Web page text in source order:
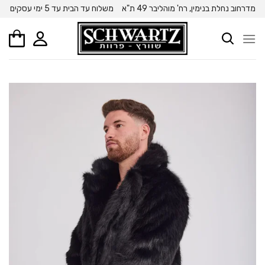
Skip
content
מדרחוב נחלת בנימין, רח' מוהליבר 49 ת"א משלוח עד הבית עד 5 ימי עסקים